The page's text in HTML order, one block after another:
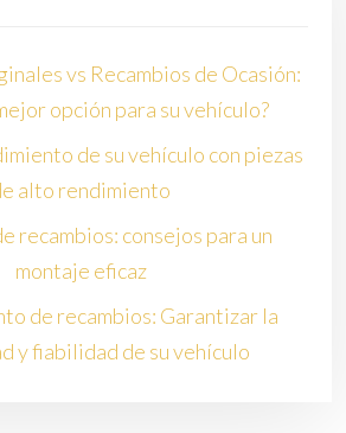
vs Recambios de Ocasión:
opción para su vehículo?
de su vehículo con piezas
alto rendimiento
recambios: consejos para un
montaje eficaz
de recambios: Garantizar la
y fiabilidad de su vehículo